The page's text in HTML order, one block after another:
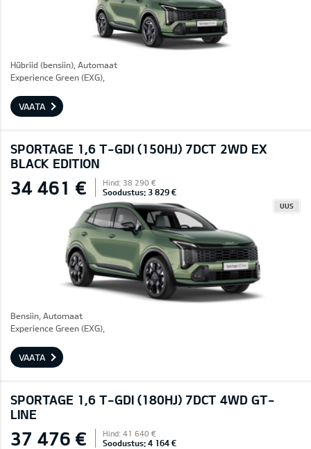
Hübriid (bensiin), Automaat
Experience Green (EXG),
VAATA
SPORTAGE 1,6 T-GDI (150HJ) 7DCT 2WD EX
BLACK EDITION
34 461 € Hind: 38 290 €
Soodustus: 3 829 €
UUS
Bensiin, Automaat
Experience Green (EXG),
VAATA
SPORTAGE 1,6 T-GDI (180HJ) 7DCT 4WD GT-
LINE
37 476 € Hind: 41 640 €
Soodustus: 4 164 €